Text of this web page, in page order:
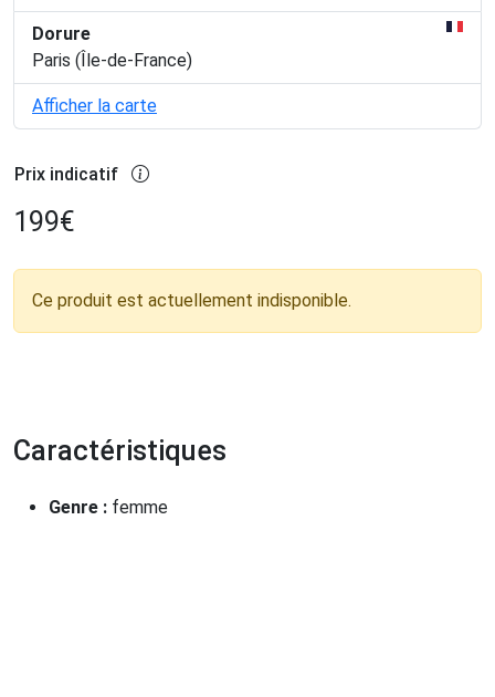
Dorure
Paris (Île-de-France)
Afficher la carte
Prix indicatif
199€
Ce produit est actuellement indisponible.
Caractéristiques
Genre : femme